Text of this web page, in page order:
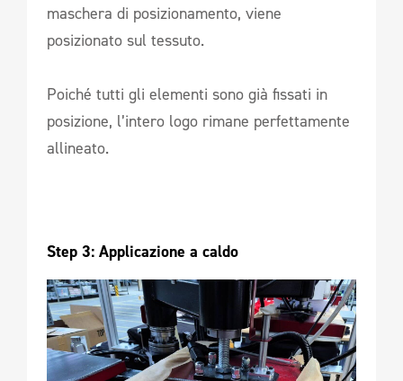
maschera di posizionamento, viene
posizionato sul tessuto.
Poiché tutti gli elementi sono già fissati in
posizione, l’intero logo rimane perfettamente
allineato.
Step 3: Applicazione a caldo